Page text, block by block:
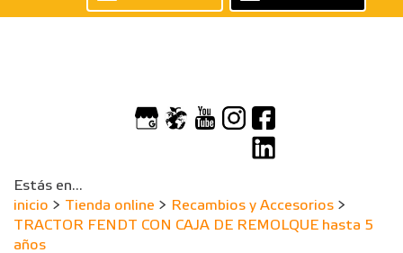
Estás en...
inicio > Tienda online > Recambios y Accesorios >
TRACTOR FENDT CON CAJA DE REMOLQUE hasta 5
años